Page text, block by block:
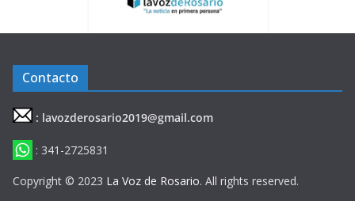
Contacto
: lavozderosario2019@gmail.com
: 341-2725831
Copyright © 2023 La Voz de Rosario. All rights reserved.